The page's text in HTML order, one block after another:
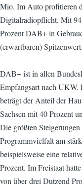
Mio. Im Auto profitieren
Digitalradiopflicht. Mit
Prozent DAB+ in
(erwartbaren) Spitzenwert.
DAB+ ist in allen
Empfangsart nach UKW.
beträgt der Anteil der
Sachsen mit 40 Prozent
Die größten
Programmvielfalt am
beispielsweise eine
Prozent. Im Freistaat
von über drei Dutzend